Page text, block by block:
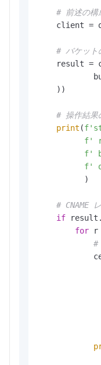
# 前述の構
client =
# バケット
result =
    ))
# 操作結果
print (
f'
f'
f'
          )
# CNAME
if
for r
#